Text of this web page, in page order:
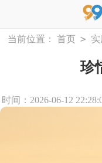
当前位置： 首页 >
珍
时间：2026-06-12